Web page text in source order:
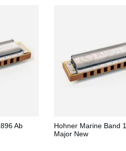
Ab
Hohner Marine Band
Major New